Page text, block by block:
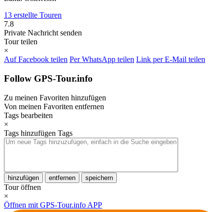
13 erstellte Touren
7.8
Private Nachricht senden
Tour teilen
×
Auf Facebook teilen Per WhatsApp teilen Link per E-Mail teilen
Follow GPS-Tour.info
Zu meinen Favoriten hinzufügen
Von meinen Favoriten entfernen
Tags bearbeiten
×
Tags hinzufügen Tags
hinzufügen entfernen speichern
Tour öffnen
×
Öffnen mit GPS-Tour.info APP